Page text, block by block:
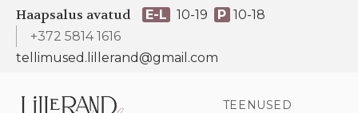
Haapsalus avatud E-L 10-19 P 10-18
+372 5814 1616
tellimused.lillerand@gmail.com
TEENUSED